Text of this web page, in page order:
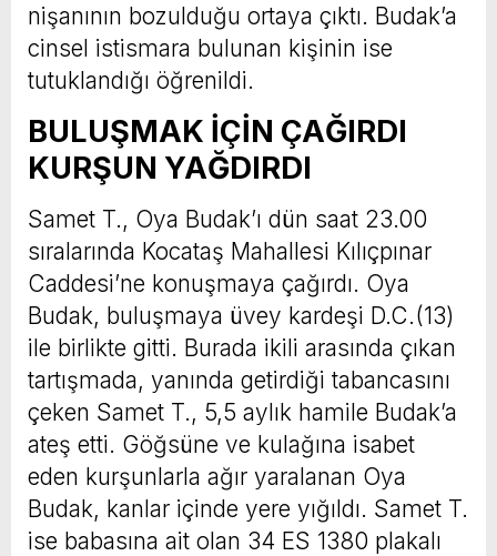
nişanının bozulduğu ortaya çıktı. Budak’a
cinsel istismara bulunan kişinin ise
tutuklandığı öğrenildi.
BULUŞMAK İÇİN ÇAĞIRDI
KURŞUN YAĞDIRDI
Samet T., Oya Budak’ı dün saat 23.00
sıralarında Kocataş Mahallesi Kılıçpınar
Caddesi’ne konuşmaya çağırdı. Oya
Budak, buluşmaya üvey kardeşi D.C.(13)
ile birlikte gitti. Burada ikili arasında çıkan
tartışmada, yanında getirdiği tabancasını
çeken Samet T., 5,5 aylık hamile Budak’a
ateş etti. Göğsüne ve kulağına isabet
eden kurşunlarla ağır yaralanan Oya
Budak, kanlar içinde yere yığıldı. Samet T.
ise babasına ait olan 34 ES 1380 plakalı